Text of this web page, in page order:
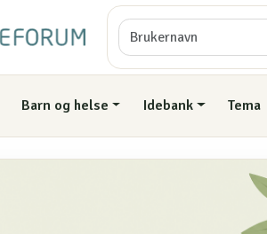
Barn og helse Idebank Tema